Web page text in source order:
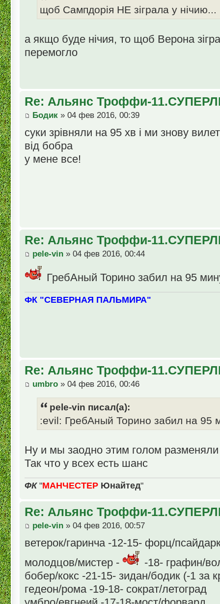
щоб Сампдорія НЕ зіграла у нічию...
а якщо буде нічия, то щоб Верона
перемогло
Re: Альянс Троффи-
Бодик » 04 фев 2016, 00:39
суки зрівняли на 95 хв і ми знову
від бобра
у мене все!
Re: Альянс Троффи-
pele-vin » 04 фев 2016, 00:44
ГребАный Торино забил на 95
ФК "СЕВЕРНАЯ ПАЛЬМИРА"
Re: Альянс Троффи-
umbro » 04 фев 2016, 00:46
pele-vin писал(а):
:evil: ГребАный Торино забил на 95
Ну и мы заодно этим голом
Так что у всех есть шанс
ФК"МАНЧЕСТЕР Юнайтед"
Re: Альянс Троффи-
pele-vin » 04 фев 2016, 00:57
ветерок/гаринча -12-15- форц/
молодцов/мистер -
-18- графин/
бобер/кокс -21-15- зидан/бодик (-1 за
гедеон/рома -19-18- сократ/летоград